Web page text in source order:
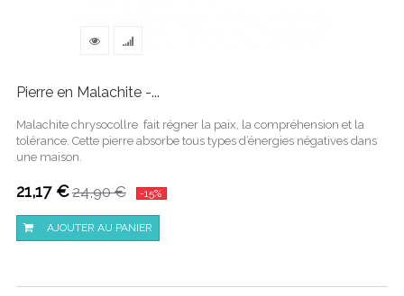
Pierre en Malachite -...
Malachite chrysocollre fait régner la paix, la compréhension et la
tolérance. Cette pierre absorbe tous types d’énergies négatives dans
une maison.
21,17 €24,90 € -15%
AJOUTER AU PANIER